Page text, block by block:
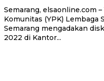
Semarang, elsaonline.com
Komunitas (YPK) Lembaga
Semarang mengadakan
2022 di Kantor...